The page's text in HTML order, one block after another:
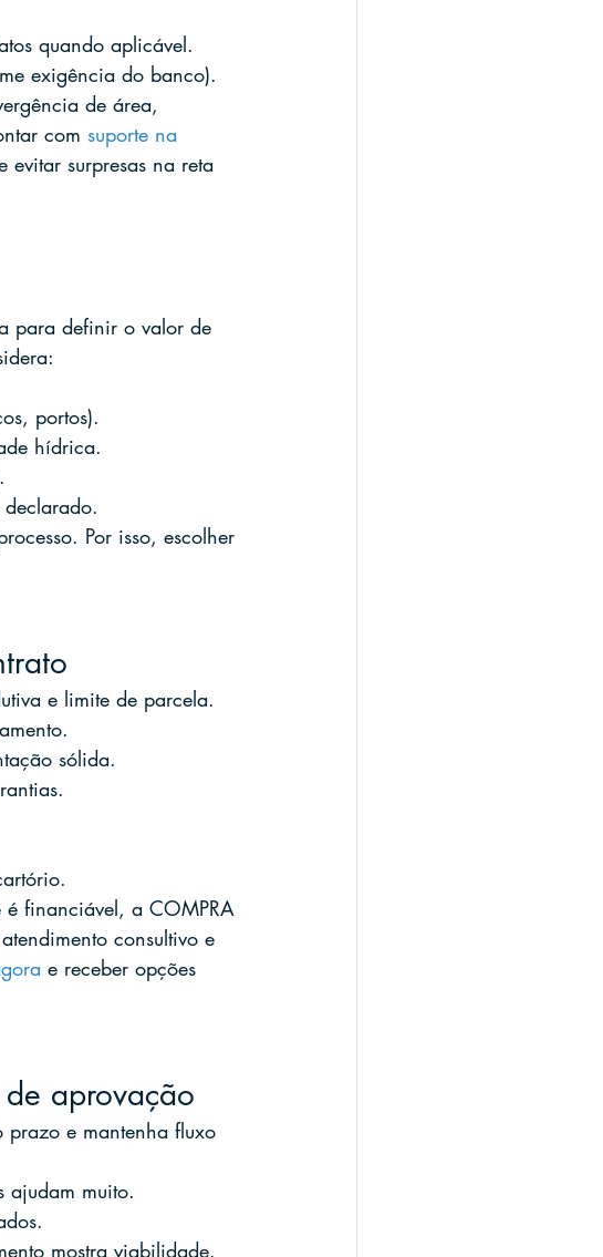
quando aplicável.
exigência do banco).
de área,
com suporte na
surpresas na reta
para definir o valor de
portos).
hídrica.
Por isso, escolher
e limite de parcela.
sólida.
é financiável, a COMPRA
consultivo e
e receber opções
aprovação
e mantenha fluxo
ajudam muito.
mostra viabilidade.